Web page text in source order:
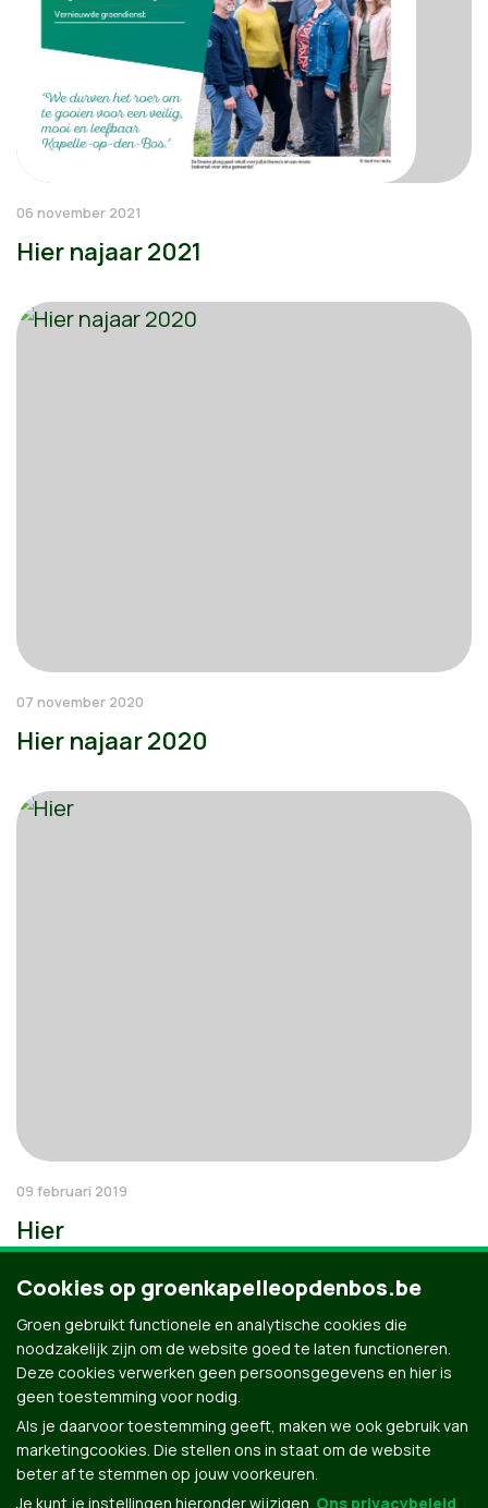
06 november 2021
Hier najaar 2021
07 november 2020
Hier najaar 2020
09 februari 2019
Hier
Cookies op groenkapelleopdenbos.be
Groen gebruikt functionele en analytische cookies die
noodzakelijk zijn om de website goed te laten functioneren.
Deze cookies verwerken geen persoonsgegevens en hier is
geen toestemming voor nodig.
Als je daarvoor toestemming geeft, maken we ook gebruik van
marketingcookies. Die stellen ons in staat om de website
beter af te stemmen op jouw voorkeuren.
Je kunt je instellingen hieronder wijzigen. Ons privacybeleid